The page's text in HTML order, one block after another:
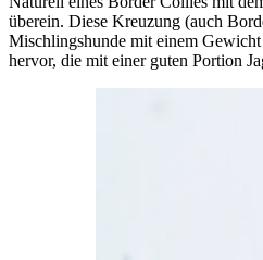
überein. Diese Kreuzung (auch
Mischlingshunde mit einem
hervor, die mit einer guten Portion